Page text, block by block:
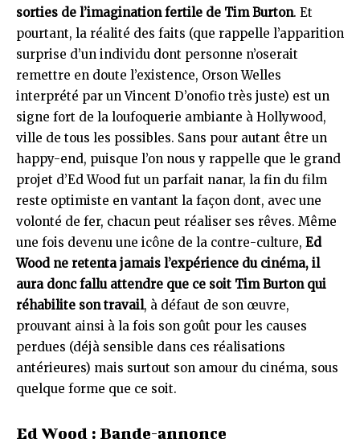
sorties de l’imagination fertile de Tim Burton. Et
pourtant, la réalité des faits (que rappelle l’apparition
surprise d’un individu dont personne n’oserait
remettre en doute l’existence, Orson Welles
interprété par un Vincent D’onofio très juste) est un
signe fort de la loufoquerie ambiante à Hollywood,
ville de tous les possibles. Sans pour autant être un
happy-end, puisque l’on nous y rappelle que le grand
projet d’Ed Wood fut un parfait nanar, la fin du film
reste optimiste en vantant la façon dont, avec une
volonté de fer, chacun peut réaliser ses rêves. Même
une fois devenu une icône de la contre-culture, Ed
Wood ne retenta jamais l’expérience du cinéma, il
aura donc fallu attendre que ce soit Tim Burton qui
réhabilite son travail, à défaut de son œuvre,
prouvant ainsi à la fois son goût pour les causes
perdues (déjà sensible dans ces réalisations
antérieures) mais surtout son amour du cinéma, sous
quelque forme que ce soit.
Ed Wood : Bande-annonce